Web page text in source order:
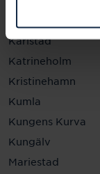
Karlstad
Katrineholm
Kristinehamn
Kumla
Kungens Kurva
Kungälv
Mariestad